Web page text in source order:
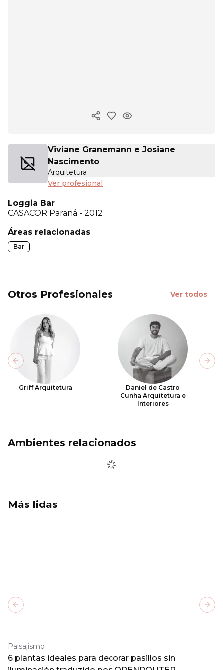
Copiar enlace
Viviane Granemann e Josiane
Nascimento
Arquitetura
Ver profesional
Loggia Bar
CASACOR Paraná - 2012
Áreas relacionadas
Bar
Otros Profesionales Ver todos
Griff Arquitetura
Daniel de Castro
Cunha Arquitetura e
Interiores
Previous slide
Ambientes relacionados
Más lidas
Paisajismo
6 plantas ideales para decorar pasillos sin
Previous slide